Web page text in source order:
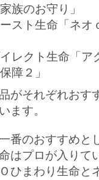
族のお守り」
スト生命「ネオ
レクト生命「ア
障２」
がそれぞれおす
ます。
番のおすすめと
はプロが入りて
ひまわり生命と